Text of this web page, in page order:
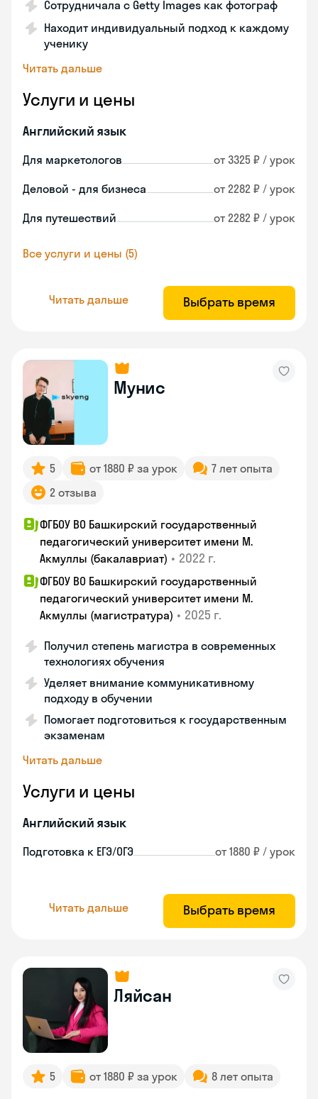
Сотрудничала с Getty Images как фотограф
Находит индивидуальный подход к каждому
ученику
Читать дальше
Услуги и цены
Английский язык
Для маркетологов от 3325 ₽ / урок
Деловой - для бизнеса от 2282 ₽ / урок
Для путешествий от 2282 ₽ / урок
Все услуги и цены (5)
Читать дальше Выбрать время
Мунис
5 от 1880 ₽ за урок
7 лет опыта
2 отзыва
ФГБОУ ВО Башкирский государственный
педагогический университет имени М.
Акмуллы (бакалавриат) • 2022 г.
ФГБОУ ВО Башкирский государственный
педагогический университет имени М.
Акмуллы (магистратура) • 2025 г.
Получил степень магистра в современных
технологиях обучения
Уделяет внимание коммуникативному
подходу в обучении
Помогает подготовиться к государственным
экзаменам
Читать дальше
Услуги и цены
Английский язык
Подготовка к ЕГЭ/ОГЭ от 1880 ₽ / урок
Читать дальше Выбрать время
Ляйсан
5 от 1880 ₽ за урок 8 лет опыта